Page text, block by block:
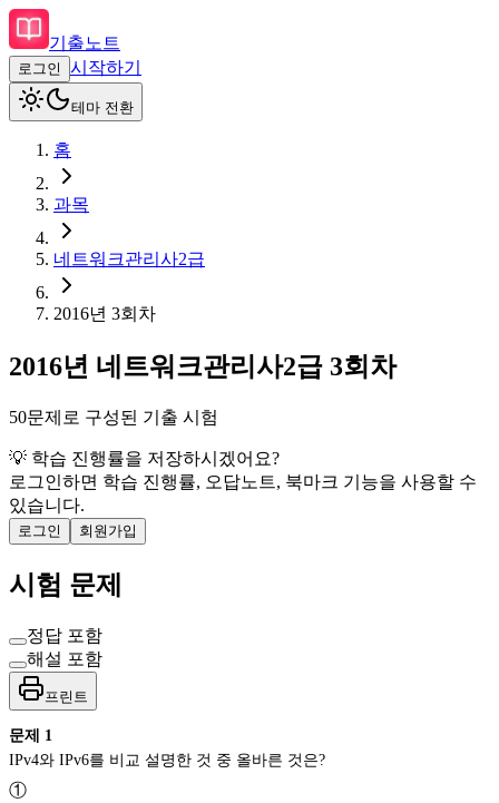
기출노트
로그인 시작하기
테마 전환
홈
과목
네트워크관리사2급
2016년 3회차
2016년 네트워크관리사2급 3회차
50문제로 구성된 기출 시험
💡 학습 진행률을 저장하시겠어요?
로그인하면 학습 진행률, 오답노트, 북마크 기능을 사용할 수
있습니다.
로그인 회원가입
시험 문제
정답 포함
해설 포함
프린트
문제 1
①